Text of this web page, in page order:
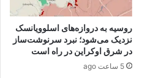
روسیه به دروازه‌های اسلوویانسک
نزدیک می‌شود؛ نبرد سرنوشت‌ساز
در شرق اوکراین در راه است
5 ساعت ago